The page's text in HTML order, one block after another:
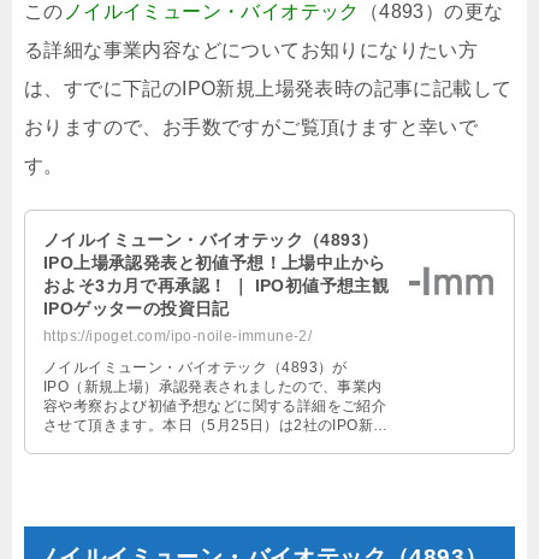
この ノイルイミューン・バイオテック
（4893）の更な
る詳細な事業内容などについてお知りになりたい方
は、すでに下記のIPO新規上場発表時の記事に記載して
おりますので、お手数ですがご覧頂けますと幸いで
す。
ノイルイミューン・バイオテック（4893）
IPO上場承認発表と初値予想！上場中止から
およそ3カ月で再承認！ ｜ IPO初値予想主観
IPOゲッターの投資日記
https://ipoget.com/ipo-noile-immune-2/
ノイルイミューン・バイオテック（4893）が
IPO（新規上場）承認発表されましたので、事業内
容や考察および初値予想などに関する詳細をご紹介
させて頂きます。本日（5月25日）は2社のIPO新規